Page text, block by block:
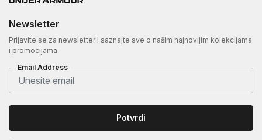
Newsletter
Prijavite se za newsletter i saznajte sve o našim najnovijim kolekcijama
i promocijama
Email Address
Potvrdi